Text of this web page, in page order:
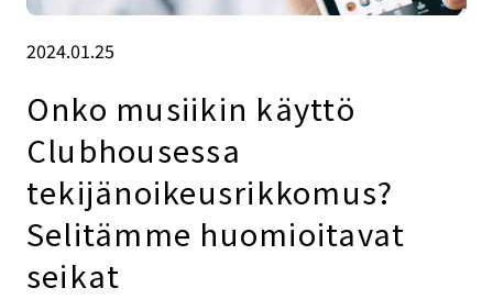
2024.01.25
Onko musiikin käyttö
Clubhousessa
tekijänoikeusrikkomus?
Selitämme huomioitavat
seikat